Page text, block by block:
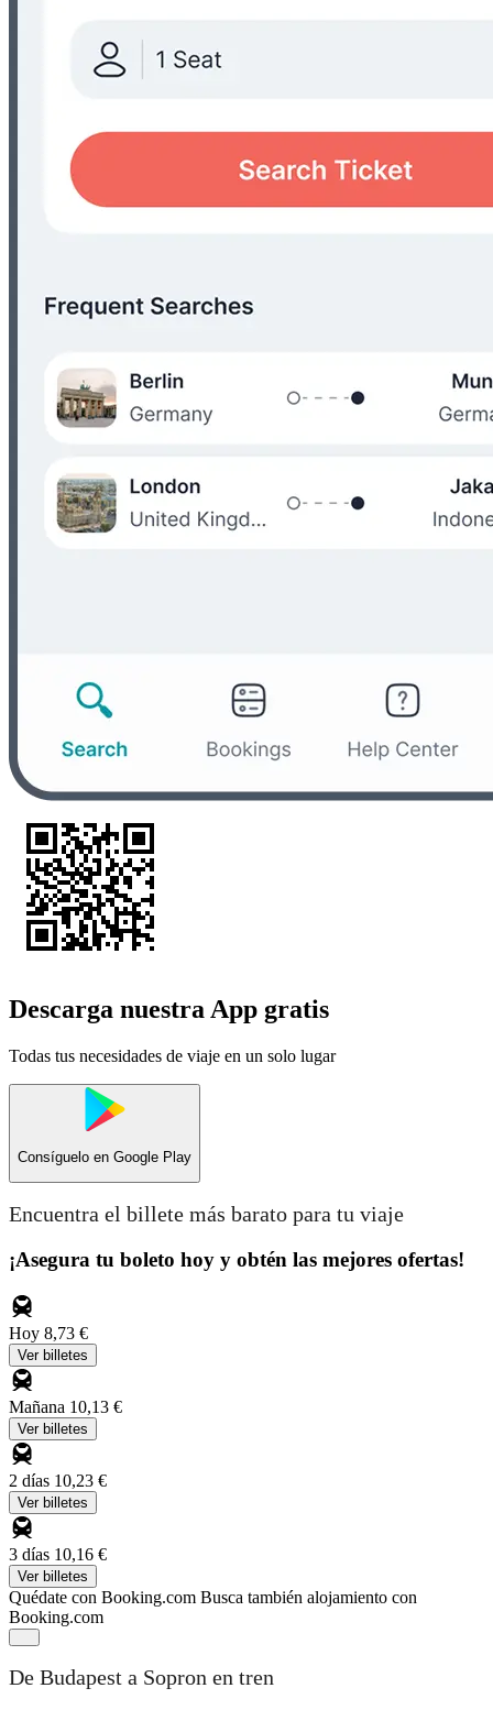
Descarga nuestra App gratis
Todas tus necesidades de viaje en un solo lugar
Consíguelo en Google Play
Encuentra el billete más barato para tu viaje
¡Asegura tu boleto hoy y obtén las mejores ofertas!
Hoy 8,73 €
Ver billetes
Mañana 10,13 €
Ver billetes
2 días 10,23 €
Ver billetes
3 días 10,16 €
Ver billetes
Quédate con Booking.com Busca también alojamiento con
Booking.com
De Budapest a Sopron en tren